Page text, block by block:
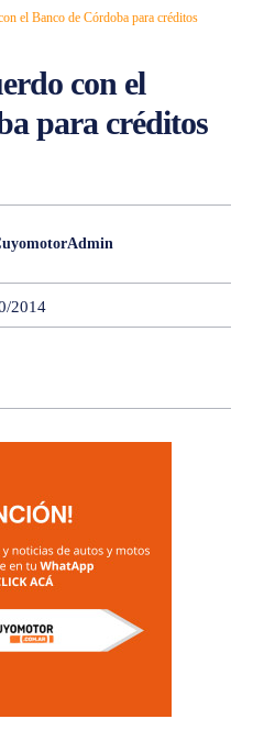
el Banco de Córdoba para créditos
con el
para créditos
2014